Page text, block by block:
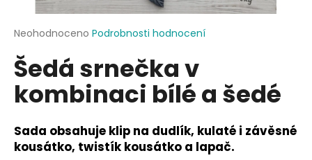
Průměrné
produktu
je
0,0
hvězdiček.
Neohodnoceno Podrobnosti hodnocení
Šedá srnečka v
kombinaci bílé a šedé
Sada obsahuje klip na dudlík, kulaté i závěsné
kousátko, twistík kousátko a lapač.
j
í
t
?